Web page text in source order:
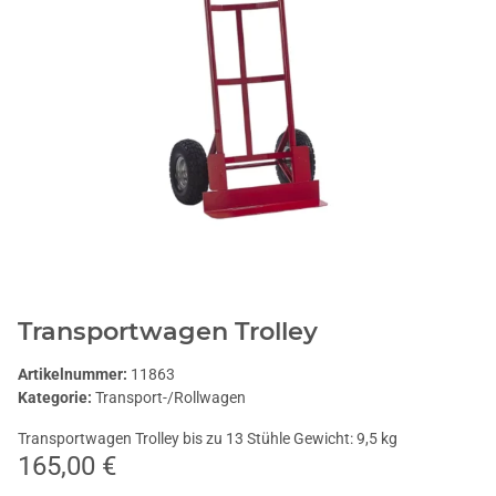
Transportwagen Trolley
Artikelnummer: 11863
Kategorie: Transport-/Rollwagen
Transportwagen Trolley bis zu 13 Stühle Gewicht: 9,5 kg
165,00 €